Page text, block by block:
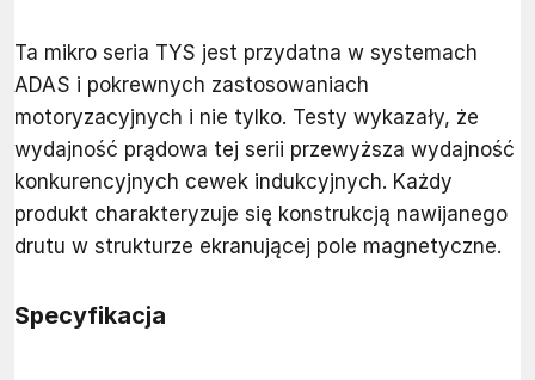
Ta mikro seria TYS jest przydatna w systemach
ADAS i pokrewnych zastosowaniach
motoryzacyjnych i nie tylko. Testy wykazały, że
wydajność prądowa tej serii przewyższa wydajność
konkurencyjnych cewek indukcyjnych. Każdy
produkt charakteryzuje się konstrukcją nawijanego
drutu w strukturze ekranującej pole magnetyczne.
Specyfikacja